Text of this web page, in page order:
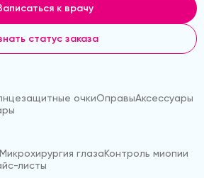
к врачу
статус заказа
очкиОправыАксессуары
Микрохирургия глазаКонтроль миопии
листы